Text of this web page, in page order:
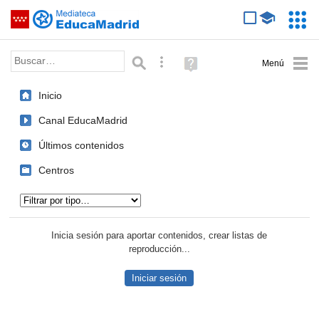
Saltar navegación
Palabra o frase: Búsqueda avanzada
Ayuda
(en
Inicio
Canal EducaMadrid
Últimos contenidos
Centros
Inicia sesión para aportar contenidos, crear listas de
reproducción...
Iniciar sesión